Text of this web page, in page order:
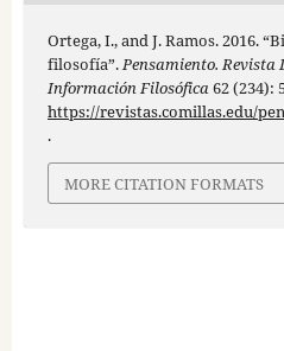
Ortega, I., and J. Ramos. 2016.
filosofía”.Pensamiento. Revista
Información Filosófica62 (234):
https://revistas.comillas.edu/
.
MORE CITATION FORMATS